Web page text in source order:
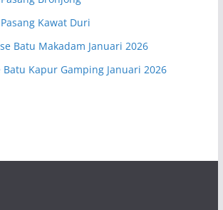
Kawat Duri
Batu Makadam Januari 2026
Batu Kapur Gamping Januari 2026